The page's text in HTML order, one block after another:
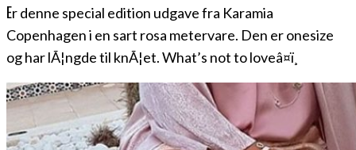
Er denne special edition udgave fra Karamia
Copenhagen i en sart rosa metervare. Den er onesize
og har lÃ¦ngde til knÃ¦et. What’s not to loveâ¤ï¸